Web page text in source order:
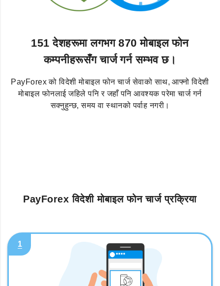
151 देशहरूमा लगभग 870 मोबाइल फोन
कम्पनीहरूसँग चार्ज गर्न सम्भव छ।
PayForex को विदेशी मोबाइल फोन चार्ज सेवाको साथ, आफ्नो विदेशी
मोबाइल फोनलाई जहिले पनि र जहाँ पनि आवश्यक परेमा चार्ज गर्न
सक्नुहुन्छ, समय वा स्थानको पर्वाह नगरी।
PayForex विदेशी मोबाइल फोन चार्ज प्रक्रिया
1